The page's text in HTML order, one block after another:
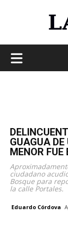
GUAGUA
MENOR FUE
ciudadano
Bosque para
la calle Portales.
Eduardo Córdova